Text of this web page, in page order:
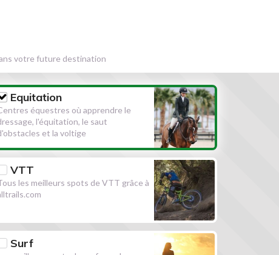
votre future destination
Equitation
équestres où apprendre le
l'équitation, le saut
et la voltige
VTT
les meilleurs spots de VTT grâce à
Surf